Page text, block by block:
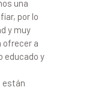
una
por lo
y muy
ofrecer a
educado y
están